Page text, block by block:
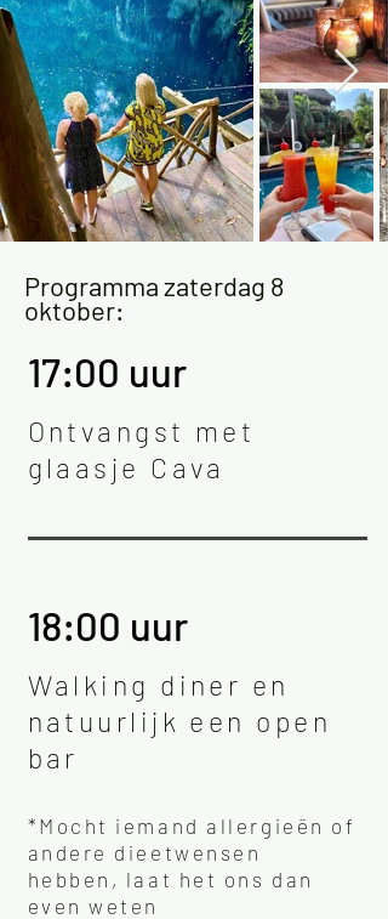
Programma zaterdag 8
oktober:
17:00 uur
Ontvangst met
glaasje Cava
18:00 uur
Walking diner en
natuurlijk een open
bar
*Mocht iemand allergieën of
andere dieetwensen
hebben, laat het ons dan
even weten